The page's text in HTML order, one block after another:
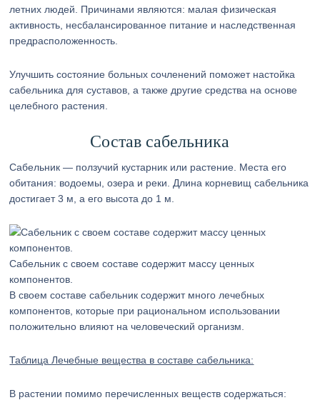
летних людей. Причинами являются: малая физическая
активность, несбалансированное питание и наследственная
предрасположенность.
Улучшить состояние больных сочленений поможет настойка
сабельника для суставов, а также другие средства на основе
целебного растения.
Состав сабельника
Сабельник — ползучий кустарник или растение. Места его
обитания: водоемы, озера и реки. Длина корневищ сабельника
достигает 3 м, а его высота до 1 м.
Сабельник с своем составе содержит массу ценных
компонентов.
В своем составе сабельник содержит много лечебных
компонентов, которые при рациональном использовании
положительно влияют на человеческий организм.
Таблица Лечебные вещества в составе сабельника:
В растении помимо перечисленных веществ содержаться: